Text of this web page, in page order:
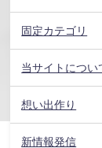
固定カテゴリ
当サイトについ
想い出作り
新情報発信